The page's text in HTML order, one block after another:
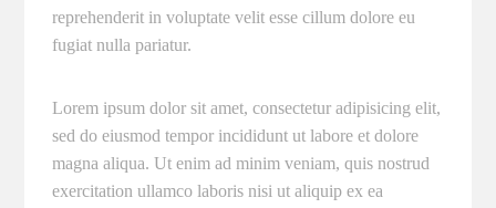
reprehenderit in voluptate velit esse cillum dolore eu
fugiat nulla pariatur.
Lorem ipsum dolor sit amet, consectetur adipisicing elit,
sed do eiusmod tempor incididunt ut labore et dolore
magna aliqua. Ut enim ad minim veniam, quis nostrud
exercitation ullamco laboris nisi ut aliquip ex ea